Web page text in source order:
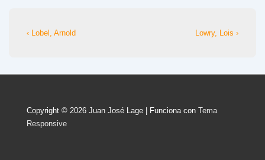
Navegación
entradas
La
es
‹ Lobel, Arnold
La
es
Lowry, Lois ›
Copyright © 2026 Juan José Lage | Funciona con Tema
Responsive